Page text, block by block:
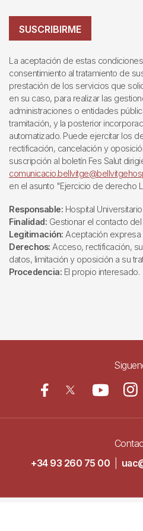
SUSCRIBIRME
La aceptación de estas
consentimiento al tratamiento de
prestación de los servicios que
en su caso, para realizar las
administraciones o entidades
tramitación, y la posterior
automatizado. Puede ejercitar los
rectificación, cancelación y
suscripción al boletín Fes Salut
en el asunto "Ejercicio de derecho
Responsable: Hospital
Finalidad: Gestionar el contacto
Legitimación: Aceptación expresa
Derechos: Acceso, rectificación,
datos, limitación y oposición a su
Procedencia: El propio interesado.
+34 93 260 75 00